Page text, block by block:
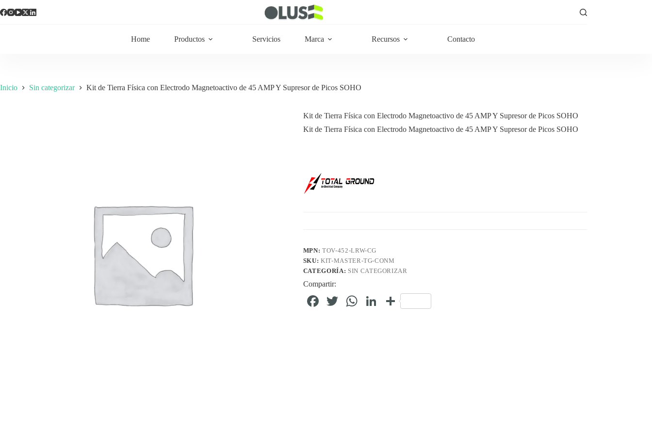
Home Productos Servicios Marca Recursos Contacto
Inicio Sin categorizar Kit de Tierra Física con Electrodo Magnetoactivo de 45 AMP Y Supresor de Picos SOHO
Kit de Tierra Física con Electrodo Magnetoactivo de 45 AMP Y Supresor de Picos SOHO
Kit de Tierra Física con Electrodo Magnetoactivo de 45 AMP Y Supresor de Picos SOHO
MPN:TOV-452-LRW-CG
SKU:KIT-MASTER-TG-CONM
CATEGORÍA: SIN CATEGORIZAR
Compartir:
Fa T
W
Li C